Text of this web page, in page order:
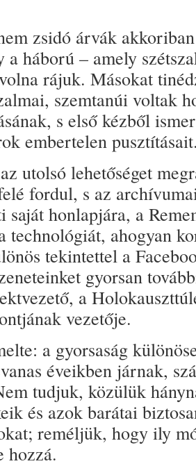
zsidó árvák
a háború – amely
rájuk. Másokat
szemtanúi voltak
s első kézből
embertelen
utolsó lehetőséget
fordul, s az
saját honlapjára, a
technológiát, ahogyan
tekintettel a
gyorsan
a
vezetője.
a gyorsaság
éveikben járnak,
tudjuk, közülük
és azok barátai
reméljük, hogy ily
hozzá.